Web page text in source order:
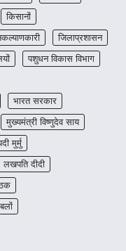
से संभव हुई सफल सर्जरी
August 7, 2026
कार्यक्रम (चिरायु) के तहत
मासूम…
किसानों
जिलाप्रशासन
पशुधन विकास विभाग
भारत सरकार
मुख्यमंत्री विष्णुदेव साय
मुर्मु
लखपति दीदी